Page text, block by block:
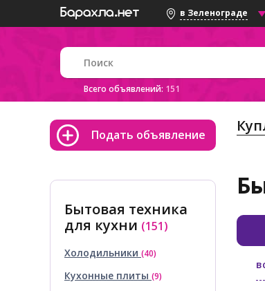
в Зеленограде
Всего объявлений: 151
Подать объявление
Бытовая техника
для кухни (151)
Холодильники (40)
Кухонные плиты (9)